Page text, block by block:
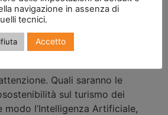
tecnologie per declinare la
che in termini di miglioramento
Quali saranno le
sul turismo dei
modo l’Intelligenza Artificiale,
navigazione in assenza di
tecnici.
Accetto